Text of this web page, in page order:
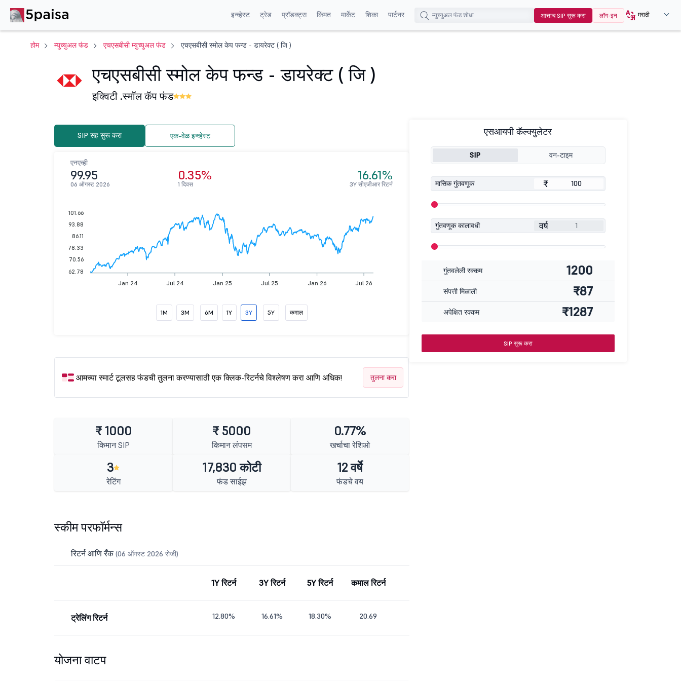
इन्व्हेस्ट ट्रेड प्रॉडक्ट्स किंमत मार्केट शिका पार्टनर आत्ताच SIP सुरू करा लॉग-इन मराठी
होम म्युच्युअल फंड एचएसबीसी म्युच्युअल फंड एचएसबीसी स्मोल केप फन्ड - डायरेक्ट ( जि )
एचएसबीसी स्मोल केप फन्ड - डायरेक्ट ( जि )
इक्विटी .स्मॉल कॅप फंड
SIP सह सुरू करा एक-वेळ इन्व्हेस्ट
एनएव्ही
99.95
06 ऑगस्ट 2026
0.35%
1 दिवस
16.61%
3Y सीएजीआर रिटर्न
Jan 24 Jul 24 Jan 25 Jul 25 Jan 26 Jul 26
101.66
93.88
86.11
78.33
70.56
62.78
1M 3M 6M 1Y 3Y 5Y कमाल
आमच्या स्मार्ट टूलसह फंडची तुलना करण्यासाठी एक क्लिक-रिटर्नचे विश्लेषण करा आणि अधिक! तुलना करा
₹ 1000
किमान SIP
₹ 5000
किमान लंपसम
0.77%
खर्चाचा रेशिओ
3
रेटिंग
17,830 कोटी
फंड साईझ
12 वर्षे
फंडचे वय
स्कीम परफॉर्मन्स
रिटर्न आणि रँक(06 ऑगस्ट 2026 रोजी)
1Y रिटर्न 3Y रिटर्न 5Y रिटर्न कमाल रिटर्न
ट्रेलिंग रिटर्न 12.80% 16.61% 18.30% 20.69
योजना वाटप
एसआयपी कॅल्क्युलेटर
SIP वन-टाइम
मासिक गुंतवणूक ₹
गुंतवणूक कालावधी वर्ष
गुंतवलेली रक्कम 1200
संपत्ती मिळाली ₹87
अपेक्षित रक्कम ₹1287
SIP सुरू करा